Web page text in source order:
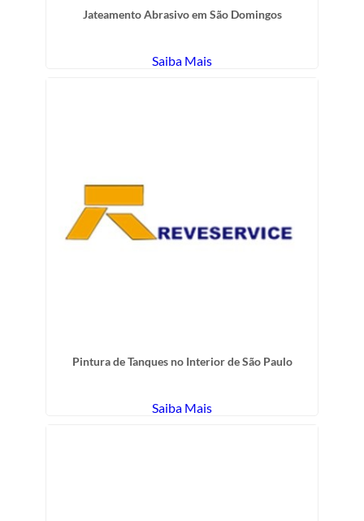
Jateamento Abrasivo em São Domingos
Saiba Mais
Pintura de Tanques no Interior de São Paulo
Saiba Mais